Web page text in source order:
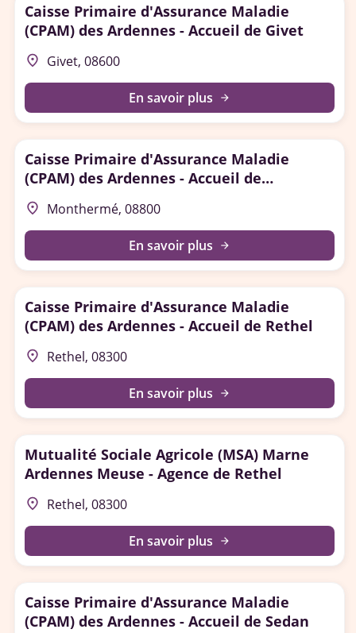
Caisse Primaire d'Assurance Maladie
(CPAM) des Ardennes - Accueil de Givet
place Givet, 08600
En savoir plus arrow_forward
Caisse Primaire d'Assurance Maladie
(CPAM) des Ardennes - Accueil de
Monthermé
place Monthermé, 08800
En savoir plus arrow_forward
Caisse Primaire d'Assurance Maladie
(CPAM) des Ardennes - Accueil de Rethel
place Rethel, 08300
En savoir plus arrow_forward
Mutualité Sociale Agricole (MSA) Marne
Ardennes Meuse - Agence de Rethel
place Rethel, 08300
En savoir plus arrow_forward
Caisse Primaire d'Assurance Maladie
(CPAM) des Ardennes - Accueil de Sedan